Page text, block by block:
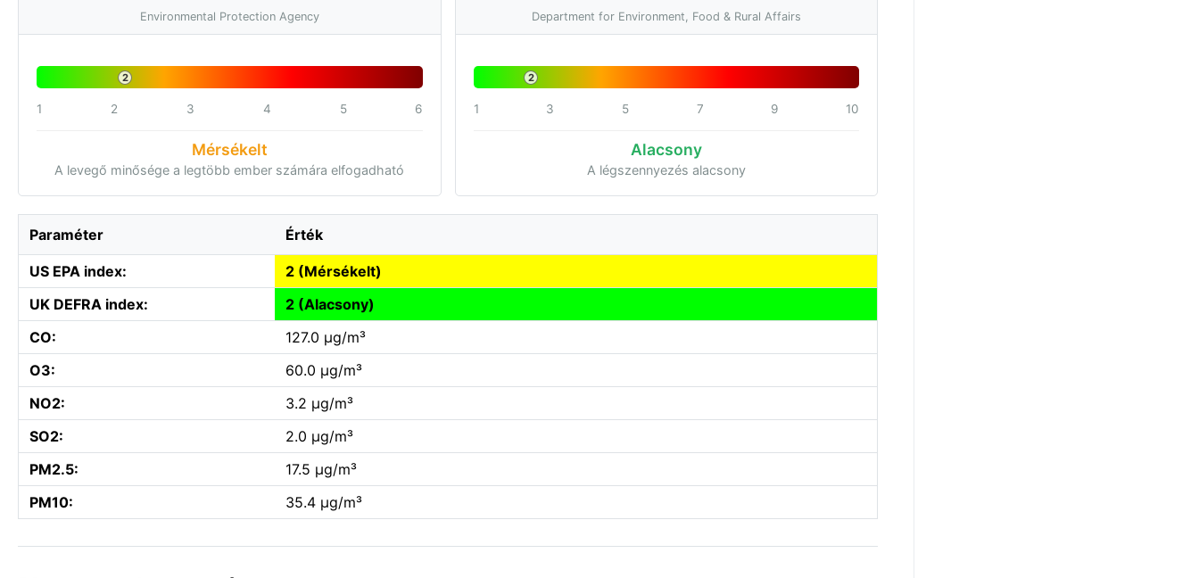
Environmental Protection Agency
2
1 2 3 4 5 6
Mérsékelt
A levegő minősége a legtöbb ember számára elfogadható
Department for Environment, Food & Rural Affairs
2
1 3 5 7 9 10
Alacsony
A légszennyezés alacsony
Paraméter Érték
US EPA index:
2 (Mérsékelt)
UK DEFRA index:
2 (Alacsony)
CO:
127.0 µg/m³
O3:
60.0 µg/m³
NO2:
3.2 µg/m³
SO2:
2.0 µg/m³
PM2.5:
17.5 µg/m³
PM10:
35.4 µg/m³